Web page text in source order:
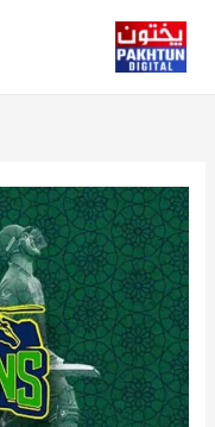
content